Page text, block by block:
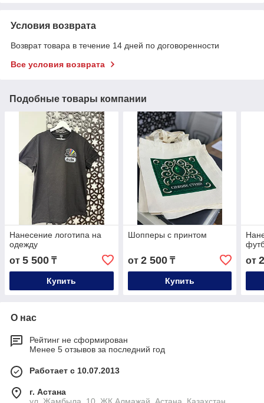
Условия возврата
Возврат товара в течение 14 дней по договоренности
Все условия возврата
Подобные товары компании
Нанесение логотипа на
одежду
от 5 500 ₸
Купить
Шопперы с принтом
от 2 500₸
Купить
от
О нас
Рейтинг не сформирован
Менее 5 отзывов за последний год
Работает с 10.07.2013
г. Астана